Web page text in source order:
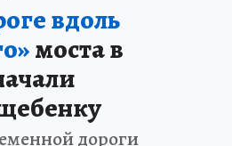
вдоль
моста в
дороги